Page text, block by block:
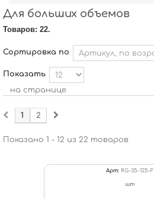
Для больших объемов
Товаров: 22.
Сортировка по
Показать
на странице
1 2
Показано 1 - 12 из 22 товаров
Арт: RG-35-125-F
шт